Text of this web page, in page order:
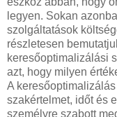
legyen. Sokan
szolgáltatások
részletesen
keresőoptimalizálási
azt, hogy milyen
A
szakértelmet, időt és
személyre szabott